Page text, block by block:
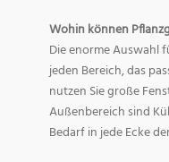
Wohin können
Die enorme Auswahl
jeden Bereich, das
nutzen Sie große
Außenbereich sind
Bedarf in jede Ecke